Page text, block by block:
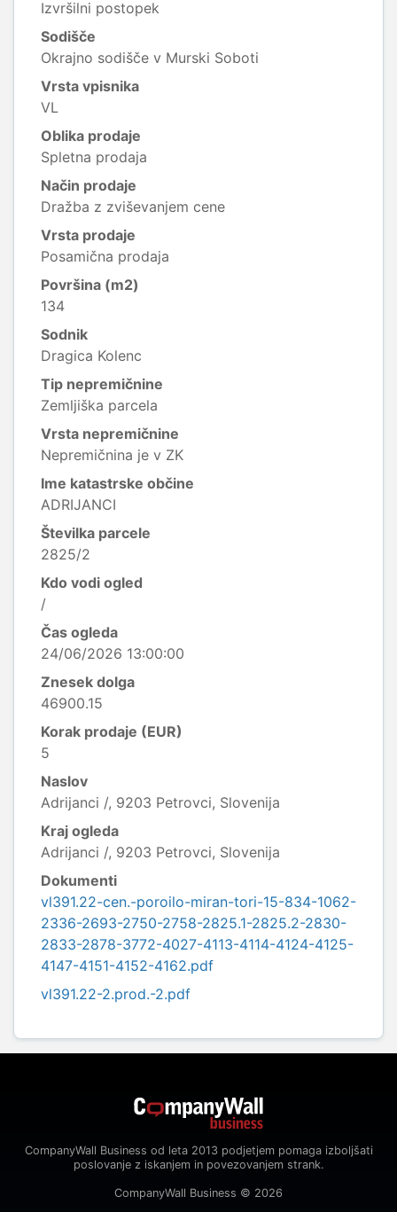
Izvršilni postopek
Sodišče
Okrajno sodišče v Murski Soboti
Vrsta vpisnika
VL
Oblika prodaje
Spletna prodaja
Način prodaje
Dražba z zviševanjem cene
Vrsta prodaje
Posamična prodaja
Površina (m2)
134
Sodnik
Dragica Kolenc
Tip nepremičnine
Zemljiška parcela
Vrsta nepremičnine
Nepremičnina je v ZK
Ime katastrske občine
ADRIJANCI
Številka parcele
2825/2
Kdo vodi ogled
/
Čas ogleda
24/06/2026 13:00:00
Znesek dolga
46900.15
Korak prodaje (EUR)
5
Naslov
Adrijanci /, 9203 Petrovci, Slovenija
Kraj ogleda
Adrijanci /, 9203 Petrovci, Slovenija
Dokumenti
vl391.22-cen.-poroilo-miran-tori-15-834-1062-
2336-2693-2750-2758-2825.1-2825.2-2830-
2833-2878-3772-4027-4113-4114-4124-4125-
4147-4151-4152-4162.pdf
vl391.22-2.prod.-2.pdf
CompanyWall Business od leta 2013 podjetjem pomaga izboljšati
poslovanje z iskanjem in povezovanjem strank.
CompanyWall Business © 2026